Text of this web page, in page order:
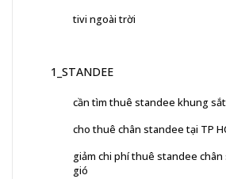
tivi ngoài trời
1_STANDEE
cần tìm thuê standee khung
cho thuê chân standee tại TP
giảm chi phí thuê standee
gió